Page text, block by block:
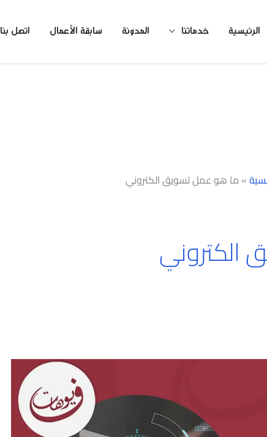
الرئيسية خدماتنا المدونة سابقة الأعمال اتصل بنا
» ما هو عمل تسويق الكتروني